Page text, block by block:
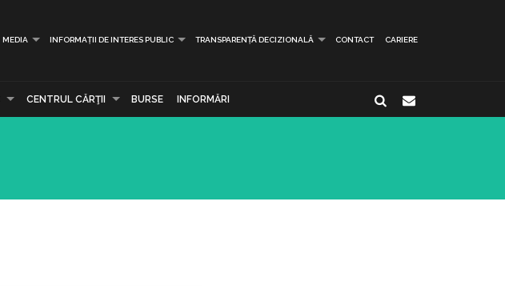
MEDIA INFORMAȚII DE INTERES PUBLIC TRANSPARENȚĂ DECIZIONALĂ CONTACT CARIERE
CENTRUL CĂRŢII BURSE INFORMĂRI